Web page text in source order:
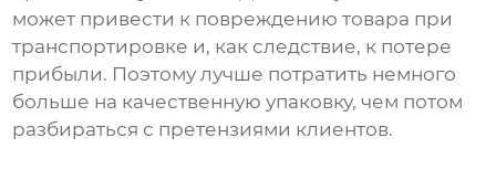
может привести к повреждению товара при
транспортировке и, как следствие, к потере
прибыли. Поэтому лучше потратить немного
больше на качественную упаковку, чем потом
разбираться с претензиями клиентов.